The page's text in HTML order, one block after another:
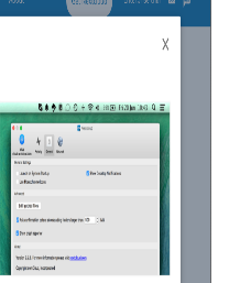
la distanță